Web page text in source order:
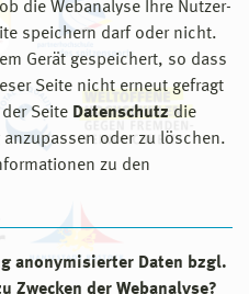
die Webanalyse Ihre Nutzer-
speichern darf oder nicht.
Gerät gespeichert, so dass
Seite nicht erneut gefragt
Seite Datenschutz die
oder zu löschen.
zu den
anonymisierter Daten bzgl.
Zwecken der Webanalyse?